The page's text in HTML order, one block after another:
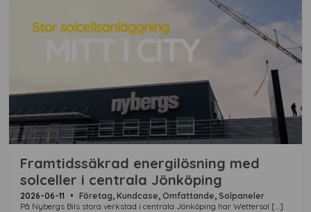
Framtidssäkrad energilösning med
solceller i centrala Jönköping
2026-06-11 • Företag,Kundcase,Omfattande,Solpaneler
På Nybergs Bils stora verkstad i centrala Jönköping har Wettersol […]